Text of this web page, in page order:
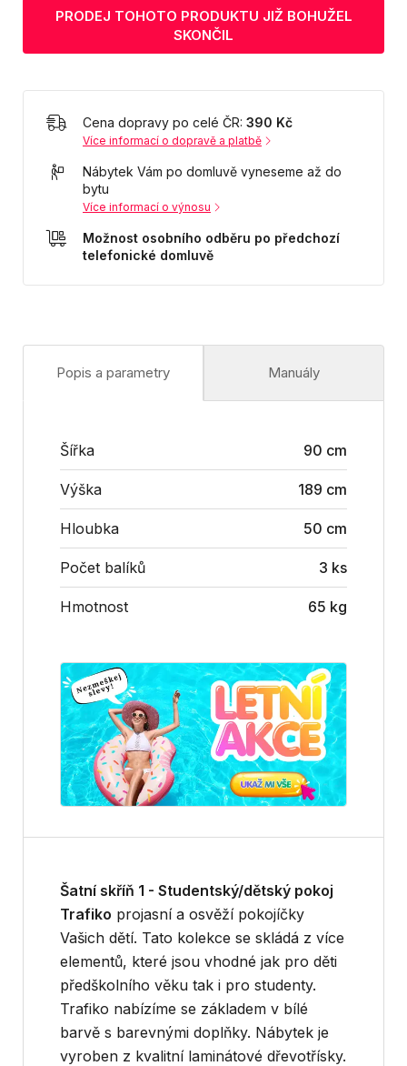
PRODEJ TOHOTO PRODUKTU JIŽ BOHUŽEL
SKONČIL
Cena dopravy po celé ČR: 390 Kč
Více informací o dopravě a platbě
Nábytek Vám po domluvě vyneseme až do
bytu
Více informací o výnosu
Možnost osobního odběru po předchozí
telefonické domluvě
Popis a parametry Manuály
Šířka 90 cm
Výška 189 cm
Hloubka 50 cm
Počet balíků 3 ks
Hmotnost 65 kg
Šatní skříň 1 - Studentský/dětský pokoj
Trafiko projasní a osvěží pokojíčky
Vašich dětí. Tato kolekce se skládá z více
elementů, které jsou vhodné jak pro děti
předškolního věku tak i pro studenty.
Trafiko nabízíme se základem v bílé
barvě s barevnými doplňky. Nábytek je
vyroben z kvalitní laminátové dřevotřísky.